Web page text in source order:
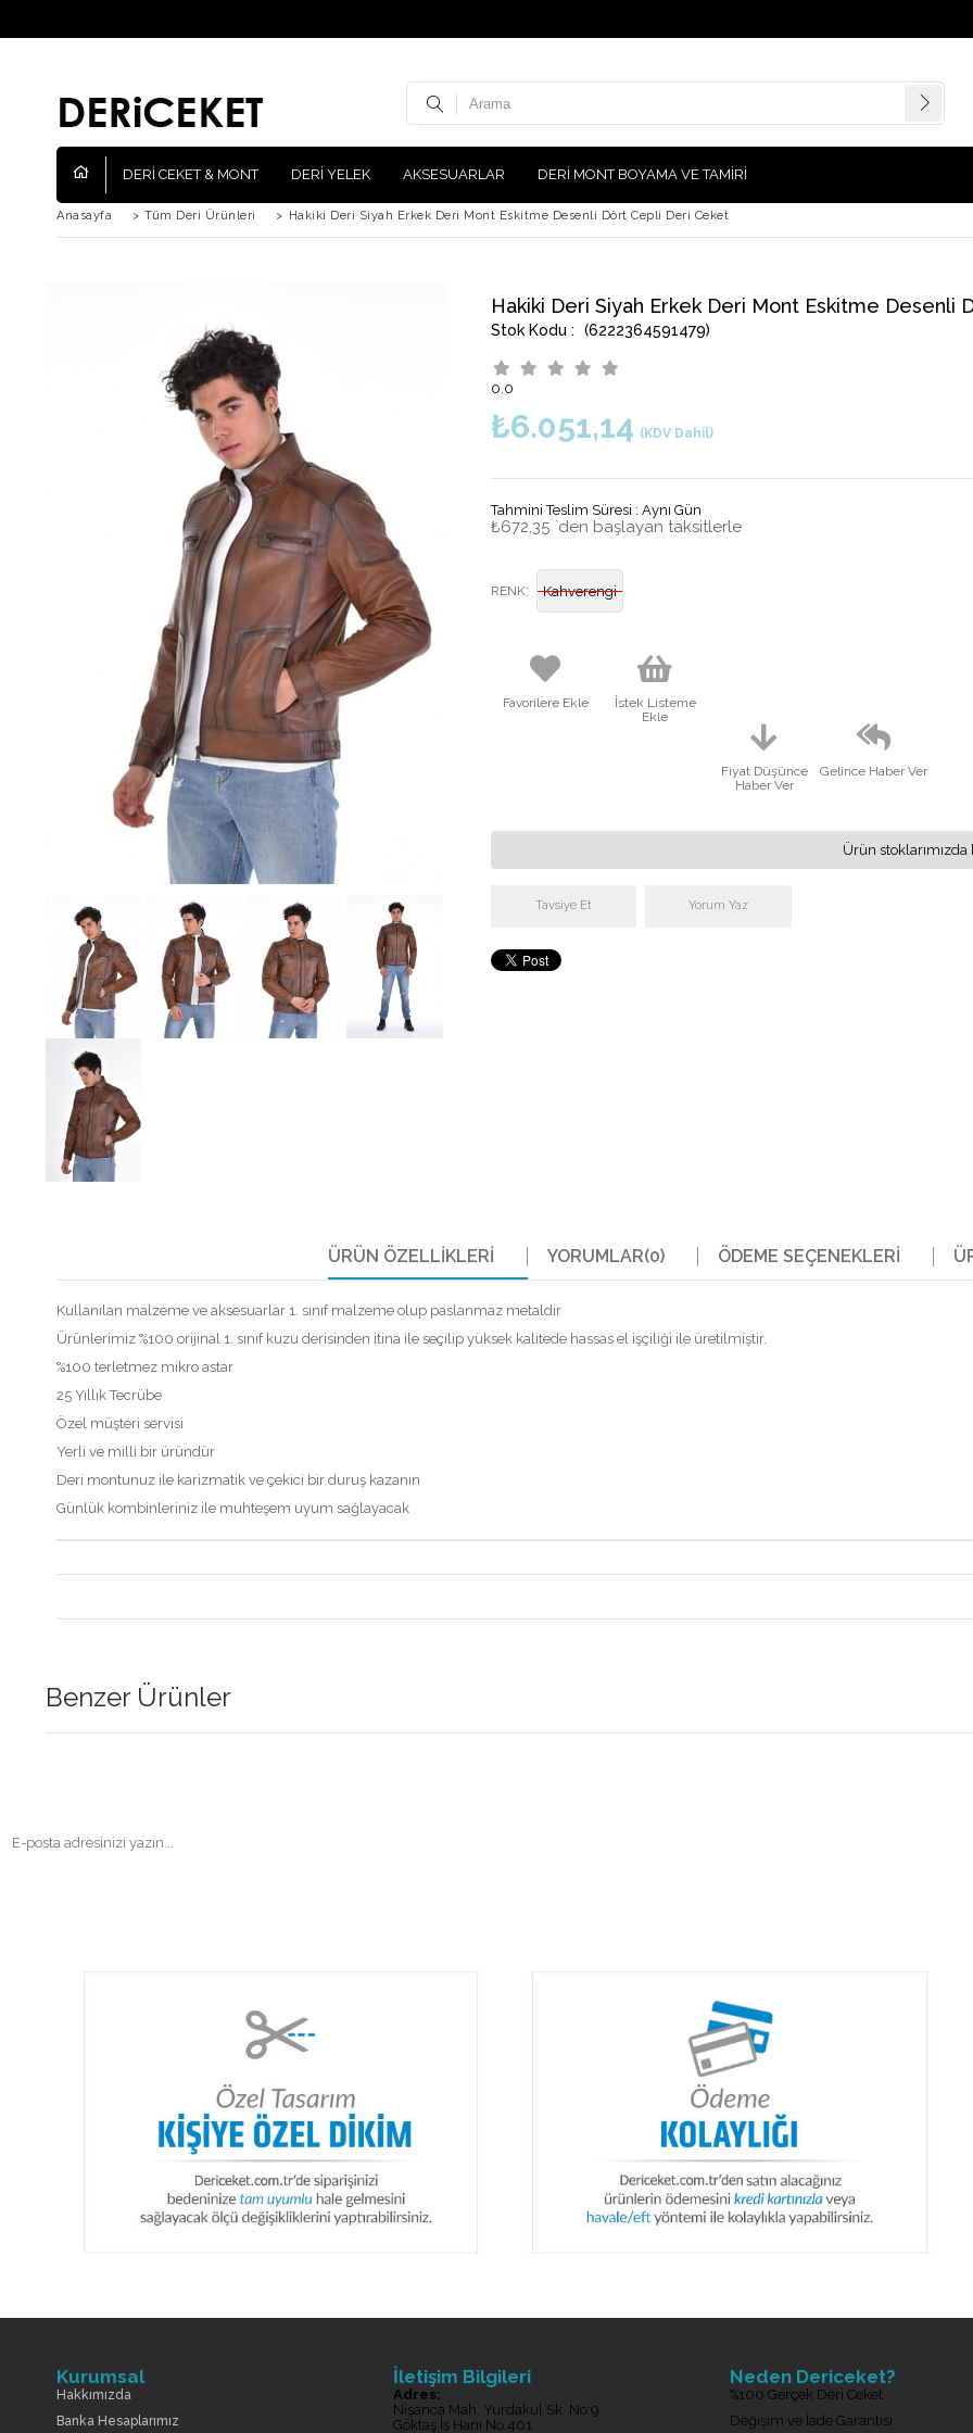
DERİ CEKET & MONT DERİ YELEK AKSESUARLAR DERİ MONT BOYAMA VE TAMİRİ
Anasayfa > Tüm Deri Ürünleri > Hakiki Deri Siyah Erkek Deri Mont Eskitme Desenli Dört Cepli Deri Ceket
Hakiki Deri Siyah Erkek Deri Mont Eskitme Desenli
(6222364591479)
0.0
₺6.051,14 (KDV Dahil)
Tahmini Teslim Süresi : Aynı Gün
₺672,35 `den başlayan taksitlerle
RENK: Kahverengi
Favorilere Ekle
İstek Listeme
Ekle
Fiyat Düşünce
Haber Ver
Gelince Haber Ver
Ürün stoklarımızda
Tavsiye Et Yorum Yaz
ÜRÜN ÖZELLIKLERI YORUMLAR(0) ÖDEME SEÇENEKLERI
Kullanılan malzeme ve aksesuarlar 1. sınıf malzeme olup paslanmaz metaldir
Ürünlerimiz %100 orijinal 1. sınıf kuzu derisinden itina ile seçilip yüksek kalitede hassas el işçiliği ile üretilmiştir.
%100 terletmez mikro astar
25 Yıllık Tecrübe
Özel müşteri servisi
Yerli ve milli bir üründür
Deri montunuz ile karizmatik ve çekici bir duruş kazanın
Günlük kombinleriniz ile muhteşem uyum sağlayacak
Benzer Ürünler
Kurumsal
Hakkımızda
Banka Hesaplarımız
İletişim Bilgileri
Adres:
Nişanca Mah. Yurdakul Sk. No:9
Göktaş İş Hanı No.401
Neden Dericeket?
%100 Gerçek Deri Ceket
Değişim ve İade Garantisi